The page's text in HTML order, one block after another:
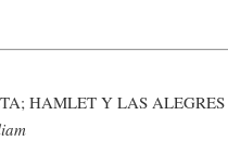
HAMLET Y LAS